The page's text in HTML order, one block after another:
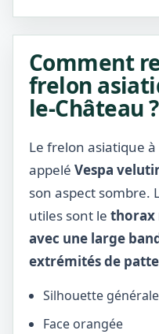
Comment
frelon
le-Château ?
Le frelon asiatique
appelé Vespa
son aspect sombre.
utiles sont le thorax
avec une large
extrémités de
Silhouette
Face orangée